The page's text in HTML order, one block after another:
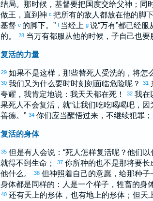
结局。那时候，基督要把国度交给父神；同
做王，直到神 c 把所有的敌人都放在他的脚
基督 e 的脚下。” f 当经上 g 说“万有”都已经
的。
28 当万有都服从他的时候，子自己也要
复活的力量
29 如果不是这样，那些替死人受洗的，将怎
30 我们又为什么要时时刻刻面临危险呢？ 31
夸耀，我肯定地说：我天天都在死！
32 我在
果死人不会复活，就“让我们吃吃喝喝吧，因
善德。” 34 你们应当醒悟过来，不继续犯罪
复活的身体
35 但是有人会说：“死人怎样复活呢？他们
就得不到生命；
37 你所种的也不是那将要
他什么。
38 但神照着自己的意愿，给那种子
身体都是同样的：人是一个样子，牲畜的身
40 还有天上的形体，也有地上的形体；但天